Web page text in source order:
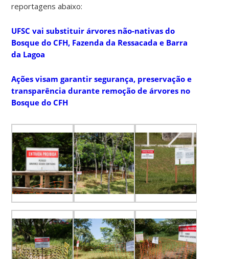
reportagens abaixo:
UFSC vai substituir árvores não-nativas do
Bosque do CFH, Fazenda da Ressacada e Barra
da Lagoa
Ações visam garantir segurança, preservação e
transparência durante remoção de árvores no
Bosque do CFH